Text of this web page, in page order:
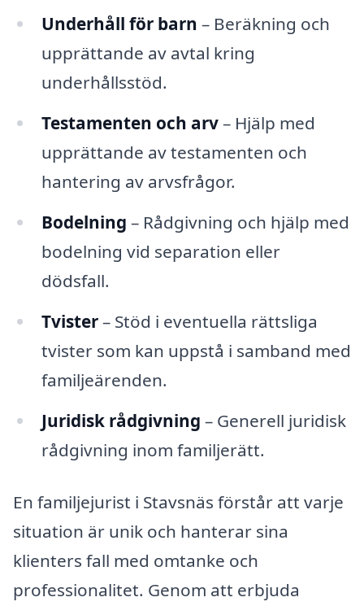
Underhåll för barn – Beräkning och
upprättande av avtal kring
underhållsstöd.
Testamenten och arv– Hjälp med
upprättande av testamenten och
hantering av arvsfrågor.
Bodelning – Rådgivning och hjälp med
bodelning vid separation eller
dödsfall.
Tvister– Stöd i eventuella rättsliga
tvister som kan uppstå i samband med
familjeärenden.
Juridisk rådgivning – Generell juridisk
rådgivning inom familjerätt.
En familjejurist i Stavsnäs förstår att varje
situation är unik och hanterar sina
klienters fall med omtanke och
professionalitet. Genom att erbjuda